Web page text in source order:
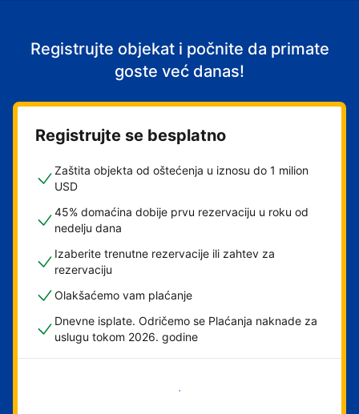
Registrujte objekat i počnite da primate
goste već danas!
Registrujte se besplatno
Zaštita objekta od oštećenja u iznosu do 1 milion
USD
45% domaćina dobije prvu rezervaciju u roku od
nedelju dana
Izaberite trenutne rezervacije ili zahtev za
rezervaciju
Olakšaćemo vam plaćanje
Dnevne isplate. Odričemo se Plaćanja naknade za
uslugu tokom 2026. godine
Počnite odmah